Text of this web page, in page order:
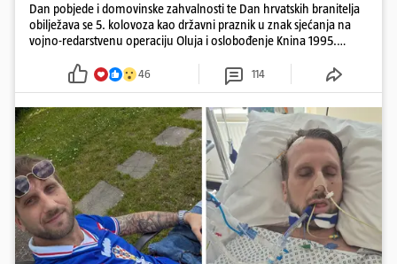
Dan pobjede i domovinske zahvalnosti te Dan hrvatskih branitelja
obilježava se 5. kolovoza kao državni praznik u znak sjećanja na
vojno-redarstvenu operaciju Oluja i oslobođenje Knina 1995.
46 114